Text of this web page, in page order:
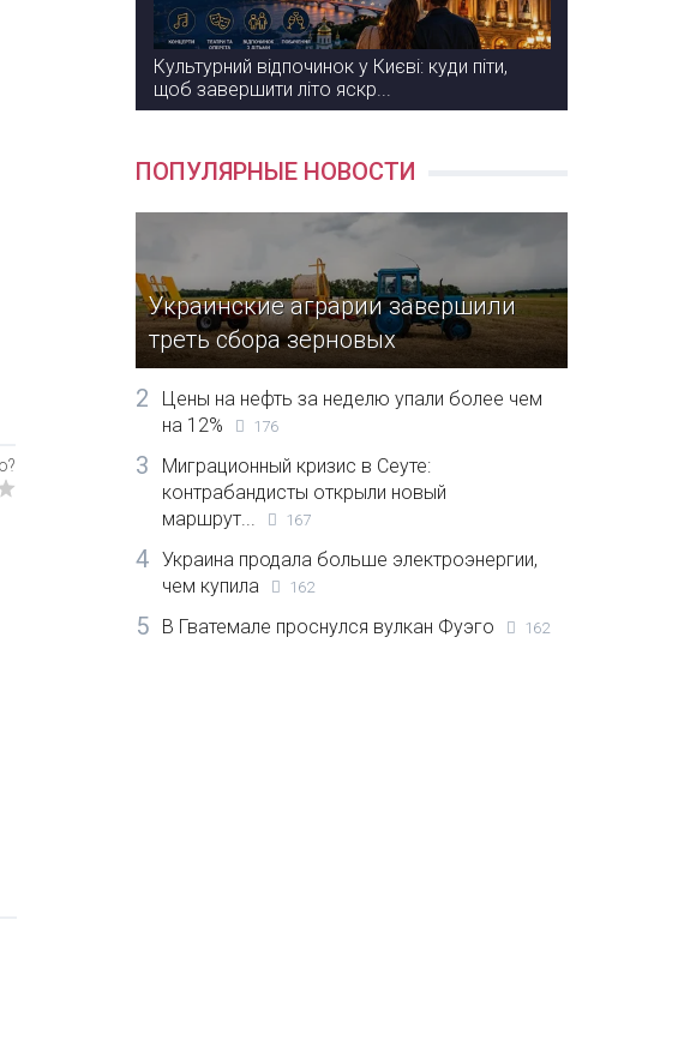
Культурний відпочинок у Києві: куди піти,
щоб завершити літо яскр...
ПОПУЛЯРНЫЕ НОВОСТИ
Украинские аграрии завершили
треть сбора зерновых
2
Цены на нефть за неделю упали более чем
на 12%
176
3
Миграционный кризис в Сеуте:
контрабандисты открыли новый
маршрут...
167
4
Украина продала больше электроэнергии,
чем купила
162
5 В Гватемале проснулся вулкан Фуэго 162